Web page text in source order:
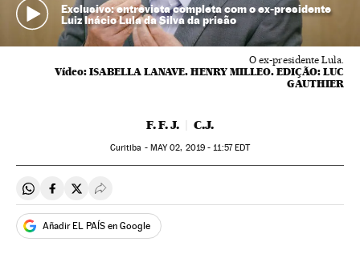
Exclusivo: entrevista completa com o ex-presidente
Luiz Inácio Lula da Silva da prisão
O ex-presidente Lula.
Vídeo: ISABELLA LANAVE. HENRY MILLEO. EDIÇÃO: LUC
GAUTHIER
F. F. J. C.J.
Curitiba - MAY02, 2019 - 11:57EDT
Compartir en Whatsapp
Compartir en Facebook
Compartir en Twitter
Desplegar Redes Sociales
Añadir EL PAÍS en Google